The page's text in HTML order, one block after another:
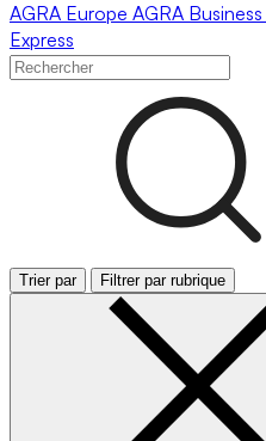
AGRA Europe AGRA Business
Express
Trier par Filtrer par rubrique